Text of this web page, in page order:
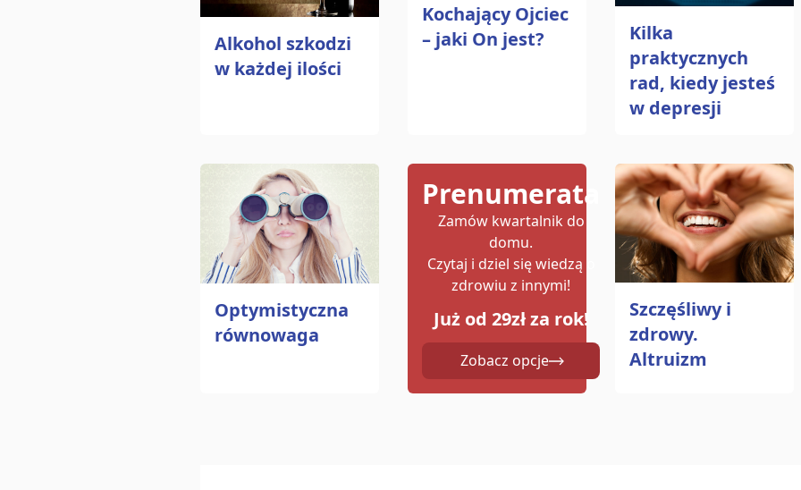
Alkohol szkodzi
w każdej ilości
Kochający Ojciec
– jaki On jest?
Kilka
praktycznych
rad, kiedy jesteś
w depresji
Optymistyczna
równowaga
Prenumerata
Zamów kwartalnik do
domu.
Czytaj i dziel się wiedzą o
zdrowiu z innymi!
Już od 29zł za rok!
Zobacz opcje
Szczęśliwy i
zdrowy.
Altruizm